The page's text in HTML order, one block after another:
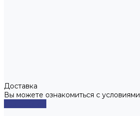
Доставка
Вы можете ознакомиться с